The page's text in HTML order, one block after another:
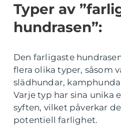
Typer av
hundrasen”:
Den farligaste
flera olika typer, såsom
slädhundar,
Varje typ har sina unika
syften, vilket påverkar
potentiell farlighet.